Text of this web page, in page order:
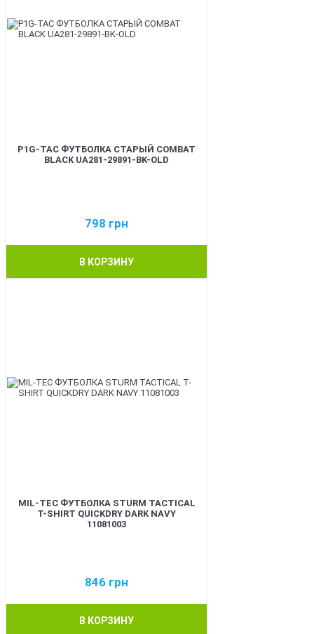
P1G-TAC ФУТБОЛКА СТАРЫЙ COMBAT
BLACK UA281-29891-BK-OLD
798 грн
В КОРЗИНУ
MIL-TEC ФУТБОЛКА STURM TACTICAL
T-SHIRT QUICKDRY DARK NAVY
11081003
846 грн
В КОРЗИНУ